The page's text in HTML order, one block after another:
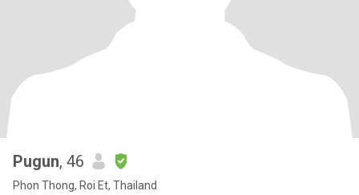
Pugun, 46
Phon Thong, Roi Et, Thailand